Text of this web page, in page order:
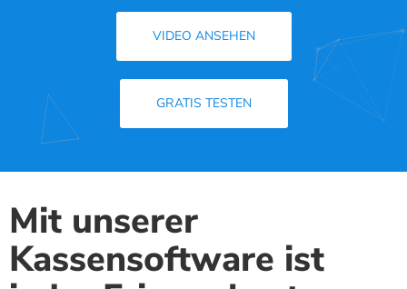
VIDEO ANSEHEN
GRATIS TESTEN
Mit unserer
Kassensoftware ist